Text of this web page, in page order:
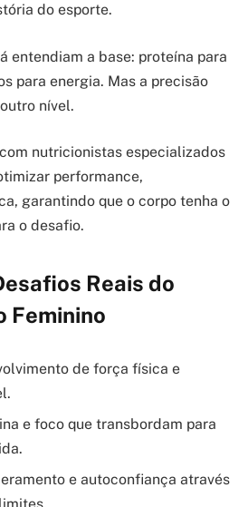
do esporte.
entendiam a base: proteína para
para energia. Mas a precisão
nível.
nutricionistas especializados
performance,
garantindo que o corpo tenha o
o desafio.
Reais do
Feminino
de força física e
e foco que transbordam para
e autoconfiança através